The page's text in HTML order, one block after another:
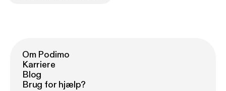
Om Podimo
Karriere
Blog
Brug for hjælp?